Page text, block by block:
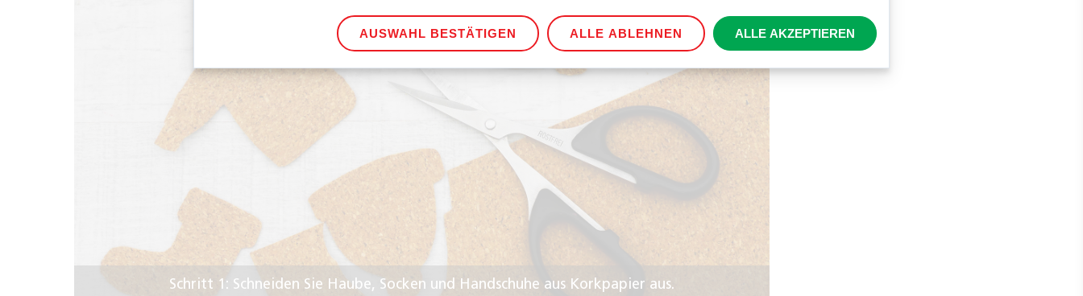
Schritt 1: Schneiden Sie Haube, Socken und Handschuhe aus Korkpapier aus.
AUSWAHL BESTÄTIGEN ALLE ABLEHNEN ALLE AKZEPTIEREN